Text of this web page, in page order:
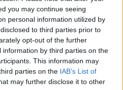
you may continue seeing
personal information utilized by
to third parties prior to
opt-out of the further
by third parties on the
This information may
parties on the IAB’s List of
may further disclose it to other